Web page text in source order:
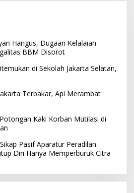
Hangus, Dugaan Kelalaian
BBM Disorot
di Sekolah Jakarta Selatan,
Terbakar, Api Merambat
Kaki Korban Mutilasi di
Pasif Aparatur Peradilan
Diri Hanya Memperburuk Citra